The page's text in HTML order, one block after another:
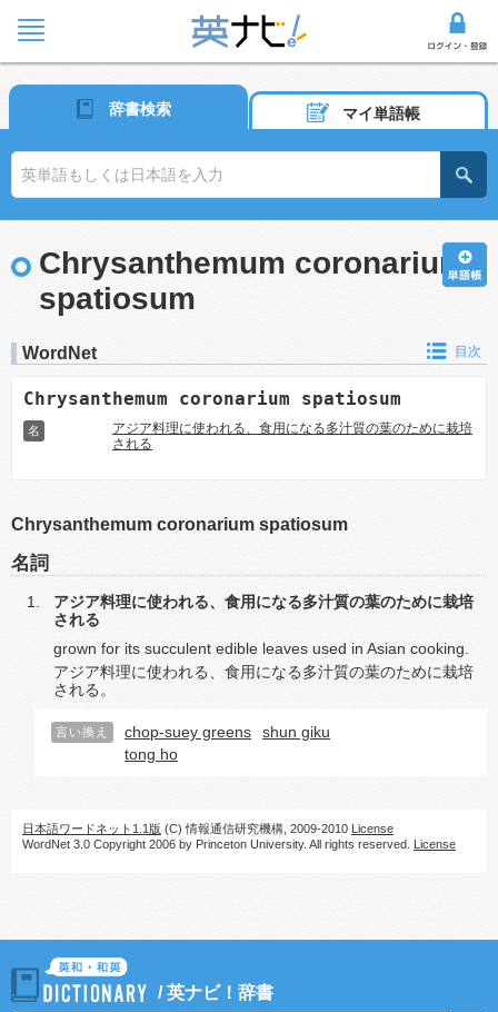
辞書検索 マイ単語帳
Chrysanthemum coronarium
spatiosum
WordNet 目次
Chrysanthemum coronarium spatiosum
名
アジア料理に使われる、食用になる多汁質の葉のために栽培
される
Chrysanthemum coronarium spatiosum
名詞
アジア料理に使われる、食用になる多汁質の葉のために栽培
される
grown for its succulent edible leaves used in Asian cooking.
アジア料理に使われる、食用になる多汁質の葉のために栽培
される。
言い換え chop-suey greens
shun giku
tong ho
日本語ワードネット1.1版 (C) 情報通信研究機構, 2009-2010 License
WordNet 3.0 Copyright 2006 by Princeton University. All rights reserved. License
/英ナビ！辞書